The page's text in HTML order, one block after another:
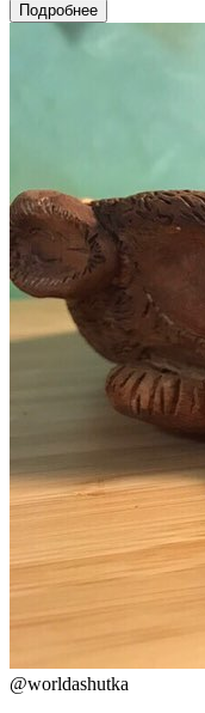
Подробнее
@worldashutka